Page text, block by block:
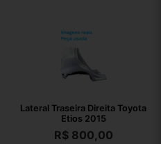
Lateral Traseira Direita Toyota
Etios 2015
R$800,00